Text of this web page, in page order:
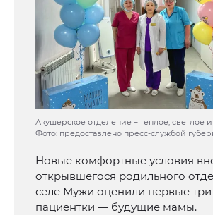
Акушерское отделение – теплое, светлое
Фото: предоставлено пресс-службой
Новые комфортные условия
открывшегося родильного
селе Мужи оценили первые три
пациентки — будущие мамы.